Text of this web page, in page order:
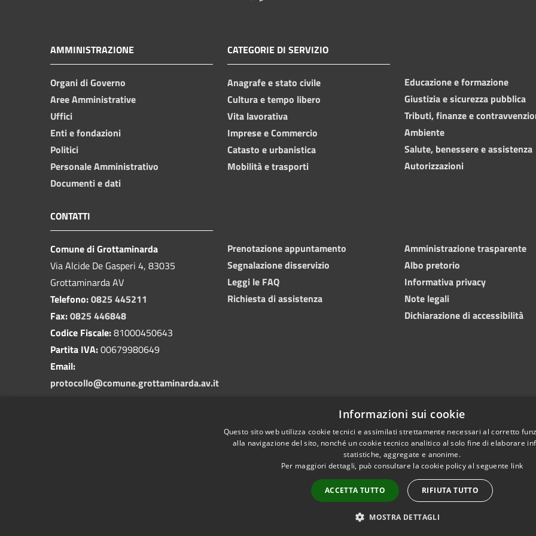
AMMINISTRAZIONE
Organi di Governo
Aree Amministrative
Uffici
Enti e fondazioni
Politici
Personale Amministrativo
Documenti e dati
CATEGORIE DI SERVIZIO
Anagrafe e stato civile
Cultura e tempo libero
Vita lavorativa
Imprese e Commercio
Catasto e urbanistica
Mobilità e trasporti
Educazione e formazione
Giustizia e sicurezza pubblica
Tributi, finanze e
Ambiente
Salute, benessere e assistenza
Autorizzazioni
CONTATTI
Comune di Grottaminarda
Via Alcide De Gasperi 4, 83035
Grottaminarda AV
Telefono:0825 445211
Fax:0825 446848
Codice Fiscale:81000450643
Partita IVA:00679980649
Email:
protocollo@comune.grottaminarda.av.it
Prenotazione appuntamento
Segnalazione disservizio
Leggi le FAQ
Richiesta di assistenza
Amministrazione trasparente
Albo pretorio
Informativa privacy
Note legali
Dichiarazione di accessibilità
Numeri utili PEC Copyright © 2024 •
Informazioni sui cookie
Questo sito web utilizza cookie tecnici e assimilati strettamente necessari al corretto
alla navigazione del sito, nonché un cookie tecnico analitico al solo fine di elaborare
statistiche, aggregate e anonime.
Per maggiori dettagli, può consultare la cookie policy al seguente link
ACCETTA TUTTO RIFIUTA TUTTO
MOSTRA DETTAGLI